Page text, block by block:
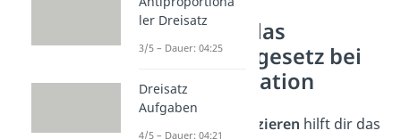
So nutzt du das
Kommutativgesetz bei
der Multiplikation
Multiplizieren hilft dir das
ler Dreisatz
3/5 – Dauer: 04:25
Dreisatz
Aufgaben
4/5 – Dauer: 04:21